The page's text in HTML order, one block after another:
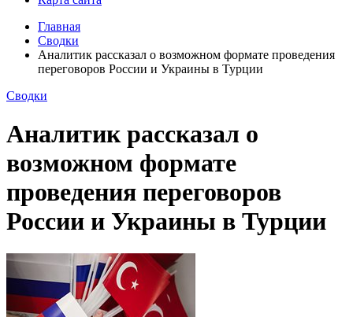
Главная
Сводки
Аналитик рассказал о возможном формате проведения
переговоров России и Украины в Турции
Сводки
Аналитик рассказал о
возможном формате
проведения переговоров
России и Украины в Турции